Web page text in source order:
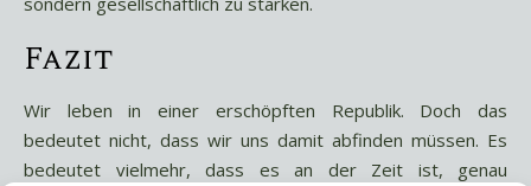
Fazit
Wir leben in einer erschöpften Republik. Doch das
bedeutet nicht, dass wir uns damit abfinden müssen. Es
bedeutet vielmehr, dass es an der Zeit ist, genau